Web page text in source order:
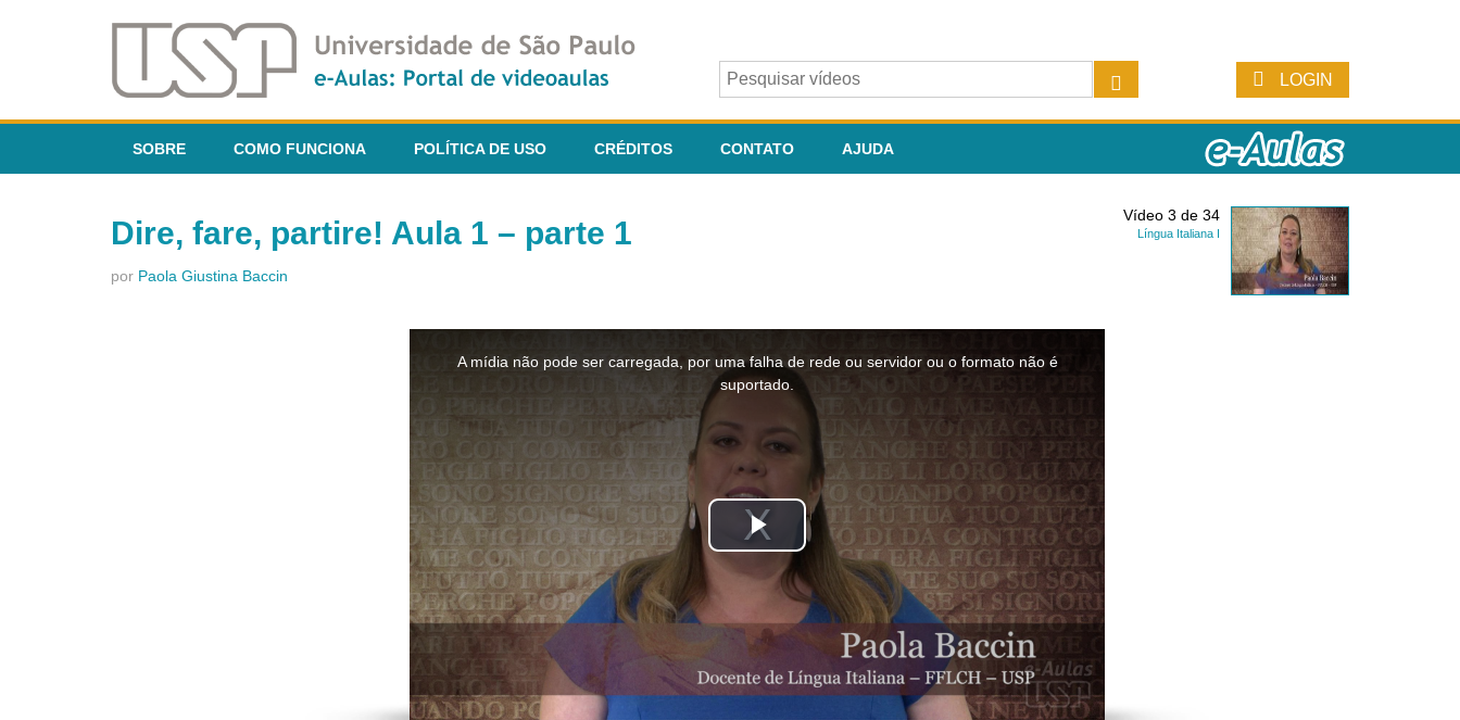
LOGIN
SOBRE COMO FUNCIONA POLÍTICA DE USO CRÉDITOS CONTATO AJUDA
Vídeo 3 de 34
Língua Italiana I
Dire, fare, partire! Aula 1 – parte 1
por Paola Giustina Baccin
Tocar
Vídeo
A mídia não pode ser carregada, por uma falha de rede ou servidor ou o formato não é
suportado.